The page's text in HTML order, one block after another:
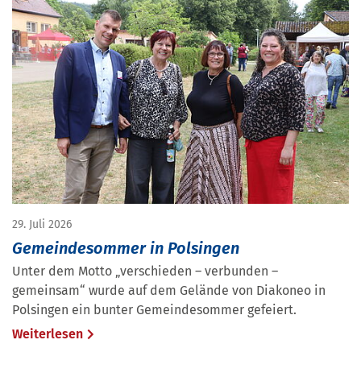
29. Juli 2026
Gemeindesommer in Polsingen
Unter dem Motto „verschieden – verbunden –
gemeinsam“ wurde auf dem Gelände von Diakoneo in
Polsingen ein bunter Gemeindesommer gefeiert.
Weiterlesen